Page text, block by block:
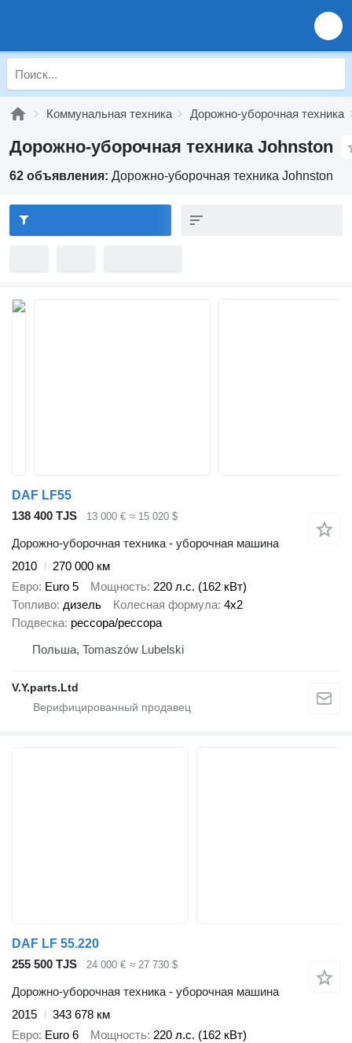
Коммунальная техника Дорожно-уборочная техника
Дорожно-уборочная техника Johnston
62 объявления: Дорожно-уборочная техника Johnston
DAF LF55
138 400 TJS
13 000 € ≈ 15 020 $
Дорожно-уборочная техника - уборочная машина
2010
270 000 км
Евро Euro 5 Мощность 220 л.с. (162 кВт)
Топливо дизель Колесная формула 4x2
Подвеска рессора/рессора
Польша, Tomaszów Lubelski
V.Y.parts.Ltd
DAF LF 55.220
255 500 TJS
24 000 € ≈ 27 730 $
Дорожно-уборочная техника - уборочная машина
2015
343 678 км
Евро Euro 6 Мощность 220 л.с. (162 кВт)